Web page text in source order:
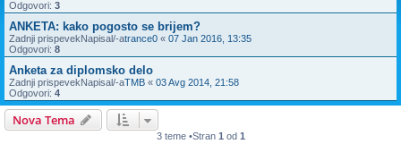
Odgovori: 3
ANKETA: kako pogosto se brijem?
Zadnji prispevekNapisal/-atrance0 « 07 Jan 2016, 13:35
Odgovori: 8
Anketa za diplomsko delo
Zadnji prispevekNapisal/-aTMB « 03 Avg 2014, 21:58
Odgovori: 4
Nova Tema
3 teme •Stran 1 od 1